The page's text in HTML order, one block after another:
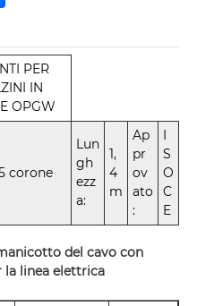
PER
IN
OPGW
corone
Lun
gh
ezz
a:
1,
4
m
Ap
pr
ov
ato
:
I
S
O
C
E
del cavo con
la linea elettrica